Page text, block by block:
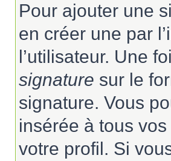
Pour ajouter une
en créer une par
l’utilisateur. Une
signature sur le
signature. Vous
insérée à tous
votre profil. Si